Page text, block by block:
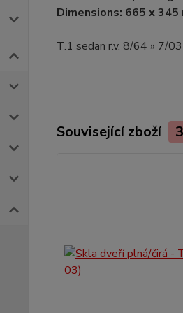
Dimensions: 665 x 345
T.1 sedan r.v. 8/64 » 7/03
Související zboží